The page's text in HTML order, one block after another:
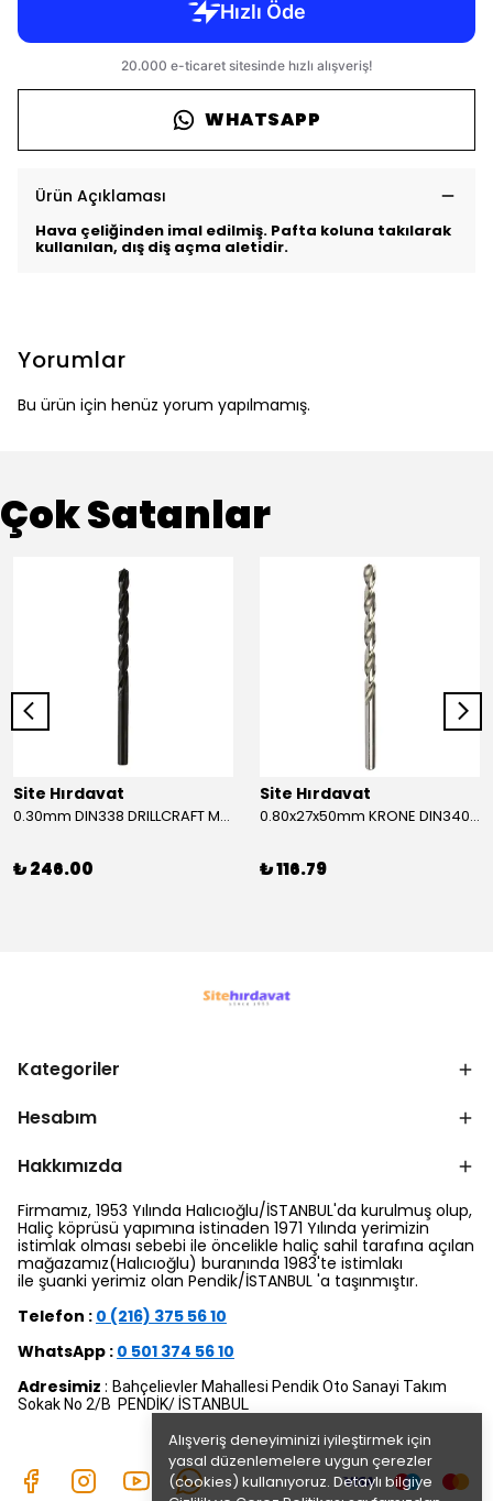
Alışveriş deneyiminizi iyileştirmek için
yasal düzenlemelere uygun çerezler
(cookies) kullanıyoruz. Detaylı bilgiye
WHATSAPP
Ürün Açıklaması
Hava çeliğinden imal edilmiş. Pafta koluna takılarak
kullanılan, dış diş açma aletidir.
Yorumlar
Bu ürün için henüz yorum yapılmamış.
Çok Satanlar
Site Hırdavat
0.30mm DIN338 DRILLCRAFT MATKAP UCU HSS 10 Adet
₺ 246.00
Site Hırdavat
0.80x27x50mm KRONE DIN340 UZUN MATKAP UCU HSS 10 Adet
₺ 116.79
Kategoriler
Hesabım
Hakkımızda
Firmamız, 1953 Yılında Halıcıoğlu/İSTANBUL'da kurulmuş olup,
Haliç köprüsü yapımına istinaden 1971 Yılında yerimizin
istimlak olması sebebi ile öncelikle haliç sahil tarafına açılan
mağazamız(Halıcıoğlu) buranında 1983'te istimlakı
ile şuanki yerimiz olan Pendik/İSTANBUL 'a taşınmıştır.
Telefon : 0 (216) 375 56 10
WhatsApp : 0 501 374 56 10
Adresimiz : Bahçelievler Mahallesi Pendik Oto Sanayi Takım
Sokak No 2/B PENDİK/ İSTANBUL